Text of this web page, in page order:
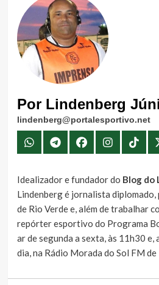
Por Lindenberg
lindenberg@portalesportivo.net
Idealizador e fundador do Blog do
Lindenberg é jornalista
de Rio Verde e, além de trabalhar
repórter esportivo do Programa
ar de segunda a sexta, às 11h30 e,
dia, na Rádio Morada do Sol FM de